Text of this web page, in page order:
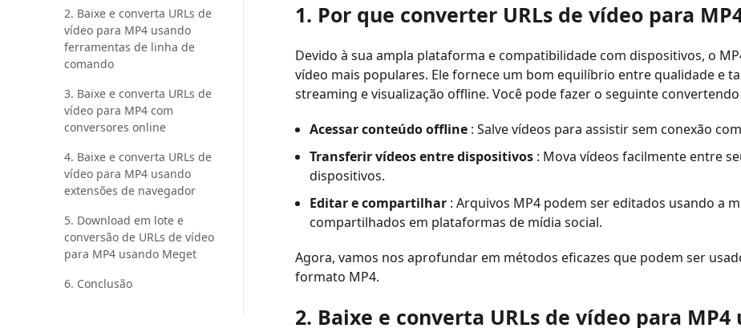
2. Baixe e converta URLs de
vídeo para MP4 usando
ferramentas de linha de
comando
3. Baixe e converta URLs de
vídeo para MP4 com
conversores online
4. Baixe e converta URLs de
vídeo para MP4 usando
extensões de navegador
5. Download em lote e
conversão de URLs de vídeo
para MP4 usando Meget
6. Conclusão
1. Por que converter URLs de vídeo para
Devido à sua ampla plataforma e compatibilidade com dispositivos, o
vídeo mais populares. Ele fornece um bom equilíbrio entre qualidade e
streaming e visualização offline. Você pode fazer o seguinte convertendo
Acessar conteúdo offline : Salve vídeos para assistir sem conexão
Transferir vídeos entre dispositivos : Mova vídeos facilmente entre
dispositivos.
Editar e compartilhar : Arquivos MP4 podem ser editados usando a
compartilhados em plataformas de mídia social.
Agora, vamos nos aprofundar em métodos eficazes que podem ser
formato MP4.
2. Baixe e converta URLs de vídeo para